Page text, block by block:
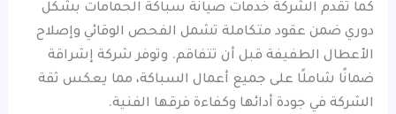
كما تقدم الشركة خدمات صيانة سباكة الحمامات بشكل
دوري ضمن عقود متكاملة تشمل الفحص الوقائي وإصلاح
الأعطال الطفيفة قبل أن تتفاقم. وتوفر شركة إشراقة
ضمانًا شاملًا على جميع أعمال السباكة، مما يعكس ثقة
الشركة في جودة أدائها وكفاءة فرقها الفنية.